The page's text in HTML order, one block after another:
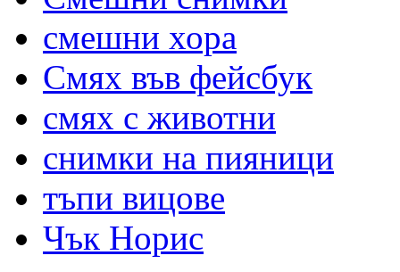
смешни хора
Смях във фейсбук
смях с животни
снимки на пияници
тъпи вицове
Чък Норис